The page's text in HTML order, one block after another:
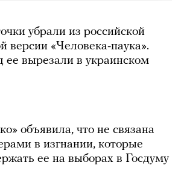
убрали из российской
версии «Человека-паука».
ее вырезали в украинском
объявила, что не связана
в изгнании, которые
ее на выборах в Госдуму